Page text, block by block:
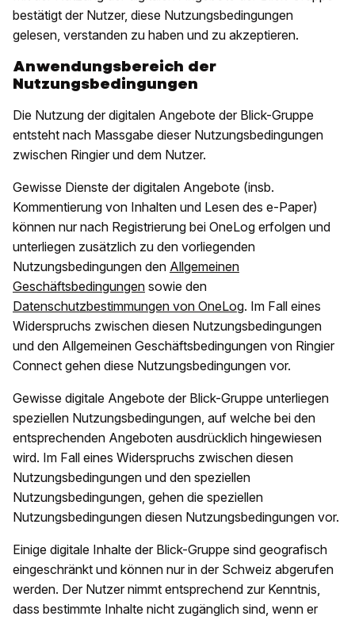
bestätigt der Nutzer, diese Nutzungsbedingungen
gelesen, verstanden zu haben und zu akzeptieren.
Anwendungsbereich der
Nutzungsbedingungen
Die Nutzung der digitalen Angebote der Blick-Gruppe
entsteht nach Massgabe dieser Nutzungsbedingungen
zwischen Ringier und dem Nutzer.
Gewisse Dienste der digitalen Angebote (insb.
Kommentierung von Inhalten und Lesen des e-Paper)
können nur nach Registrierung bei OneLog erfolgen und
unterliegen zusätzlich zu den vorliegenden
Nutzungsbedingungen den Allgemeinen
Geschäftsbedingungen sowie den
Datenschutzbestimmungen von OneLog. Im Fall eines
Widerspruchs zwischen diesen Nutzungsbedingungen
und den Allgemeinen Geschäftsbedingungen von Ringier
Connect gehen diese Nutzungsbedingungen vor.
Gewisse digitale Angebote der Blick-Gruppe unterliegen
speziellen Nutzungsbedingungen, auf welche bei den
entsprechenden Angeboten ausdrücklich hingewiesen
wird. Im Fall eines Widerspruchs zwischen diesen
Nutzungsbedingungen und den speziellen
Nutzungsbedingungen, gehen die speziellen
Nutzungsbedingungen diesen Nutzungsbedingungen vor.
Einige digitale Inhalte der Blick-Gruppe sind geografisch
eingeschränkt und können nur in der Schweiz abgerufen
werden. Der Nutzer nimmt entsprechend zur Kenntnis,
dass bestimmte Inhalte nicht zugänglich sind, wenn er